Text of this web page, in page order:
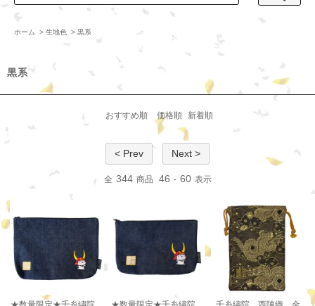
ホーム > 生地色 > 黒系
黒系
おすすめ順 価格順 新着順
< Prev Next >
全 344 商品 46 - 60 表示